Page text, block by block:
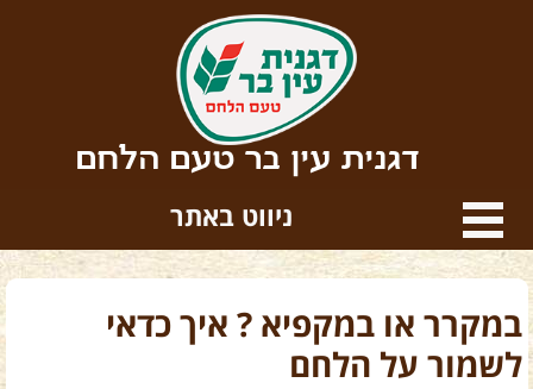
דגנית עין בר טעם הלחם
ניווט באתר
במקרר או במקפיא ? איך כדאי
לשמור על הלחם